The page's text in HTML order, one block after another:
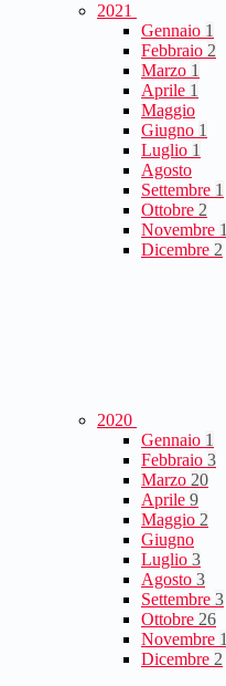
2021
Gennaio 1
Febbraio 2
Marzo 1
Aprile 1
Maggio
Giugno 1
Luglio 1
Agosto
Settembre 1
Ottobre 2
Novembre 1
Dicembre 2
2020
Gennaio 1
Febbraio 3
Marzo 20
Aprile 9
Maggio 2
Giugno
Luglio 3
Agosto 3
Settembre 3
Ottobre 26
Novembre 1
Dicembre 2